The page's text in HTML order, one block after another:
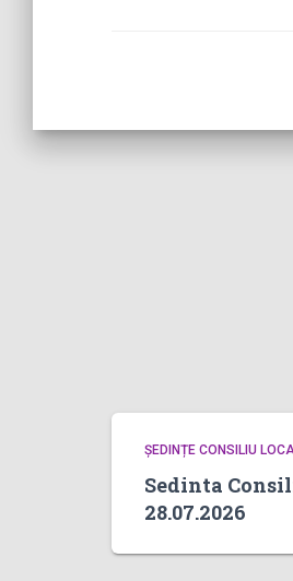
ȘEDINȚE CONSILIU
Sedinta
28.07.2026